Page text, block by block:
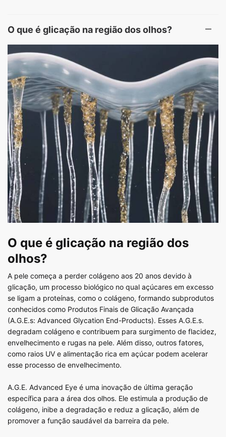
O que é glicação na região dos olhos?
O que é glicação na região dos
olhos?
A pele começa a perder colágeno aos 20 anos devido à
glicação, um processo biológico no qual açúcares em excesso
se ligam a proteínas, como o colágeno, formando subprodutos
conhecidos como Produtos Finais de Glicação Avançada
(A.G.E.s: Advanced Glycation End-Products). Esses A.G.E.s.
degradam colágeno e contribuem para surgimento de flacidez,
envelhecimento e rugas na pele. Além disso, outros fatores,
como raios UV e alimentação rica em açúcar podem acelerar
esse processo de envelhecimento.
A.G.E. Advanced Eye é uma inovação de última geração
específica para a área dos olhos. Ele estimula a produção de
colágeno, inibe a degradação e reduz a glicação, além de
promover a função saudável da barreira da pele.